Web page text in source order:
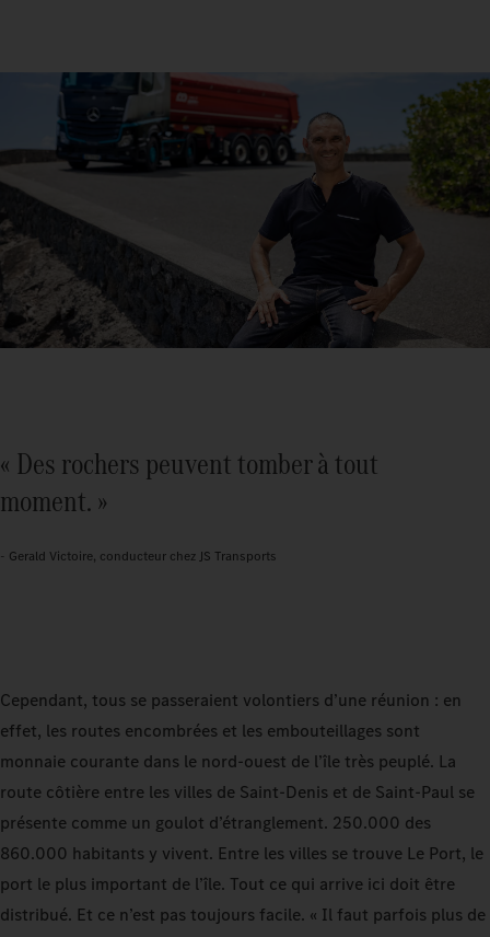
« Des rochers peuvent tomber à tout
moment. »
- Gerald Victoire, conducteur chez JS Transports
Cependant, tous se passeraient volontiers d’une réunion : en
effet, les routes encombrées et les embouteillages sont
monnaie courante dans le nord-ouest de l’île très peuplé. La
route côtière entre les villes de Saint-Denis et de Saint-Paul se
présente comme un goulot d’étranglement. 250.000 des
860.000 habitants y vivent. Entre les villes se trouve Le Port, le
port le plus important de l’île. Tout ce qui arrive ici doit être
distribué. Et ce n’est pas toujours facile. « Il faut parfois plus de